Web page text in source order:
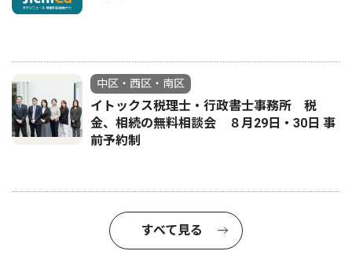
中区・西区・南区
イトックス税理士・行政書士事務所 税
金、相続の無料相談会 ８月29日・30日 事
前予約制
すべて見る